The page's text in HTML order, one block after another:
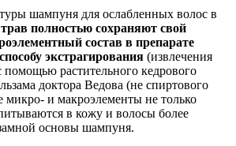
шампуня для ослабленных волос в
полностью сохраняют свой
состав в препарате
экстрагирования (извлечения
растительного кедрового
доктора Ведова (не спиртового
микро- и макроэлементы не только
в кожу и волосы более
основы шампуня.